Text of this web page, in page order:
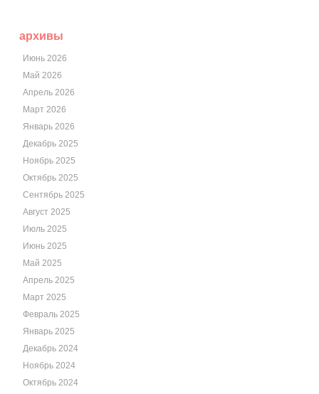
архивы
Июнь 2026
Май 2026
Апрель 2026
Март 2026
Январь 2026
Декабрь 2025
Ноябрь 2025
Октябрь 2025
Сентябрь 2025
Август 2025
Июль 2025
Июнь 2025
Май 2025
Апрель 2025
Март 2025
Февраль 2025
Январь 2025
Декабрь 2024
Ноябрь 2024
Октябрь 2024